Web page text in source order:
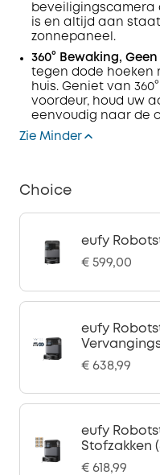
beveiligingscamera
is en altijd aan
zonnepaneel.
360° Bewaking,
tegen dode hoeken
huis. Geniet van
voordeur, houd uw
eenvoudig naar de
Zie Minder
Choice
eufy
€ 599,00
eufy
€ 638,99
eufy
Stofzakken
€ 618,99